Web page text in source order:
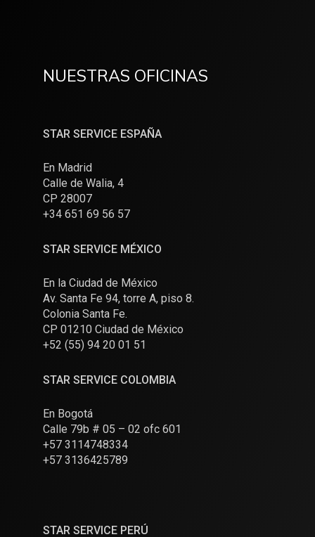
NUESTRAS OFICINAS
STAR SERVICE ESPAÑA
En Madrid
Calle de Walia, 4
CP 28007
+34 651 69 56 57
STAR SERVICE MÉXICO
En la Ciudad de México
Av. Santa Fe 94, torre A, piso 8.
Colonia Santa Fe.
CP 01210 Ciudad de México
+52 (55) 94 20 01 51
STAR SERVICE COLOMBIA
En Bogotá
Calle 79b # 05 – 02 ofc 601
+57 3114748334
+57 3136425789
STAR SERVICE PERÚ